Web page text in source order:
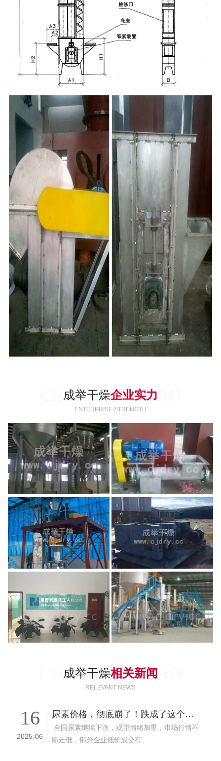
成举干燥企业实力
CHENJU GANZAO
ENTERPRISE STRENGTH
成举干燥相关新闻
CHENJU GANZAO
RELEVANT NEWS
16
2025-06
尿素价格，彻底崩了！跌成了这个样子，6月14日最新价格行情
全国尿素继续下跌，观望情绪加重，市场行情不
断走低，部分企业低价成交有...